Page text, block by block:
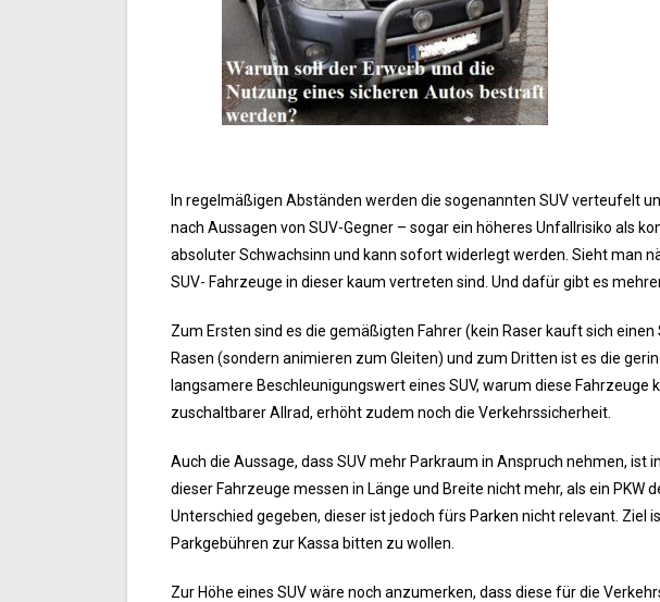
In regelmäßigen Abständen werden die sogenannten SUV verteufelt
nach Aussagen von SUV-Gegner – sogar ein höheres Unfallrisiko als
absoluter Schwachsinn und kann sofort widerlegt werden. Sieht man
SUV- Fahrzeuge in dieser kaum vertreten sind. Und dafür gibt es
Zum Ersten sind es die gemäßigten Fahrer (kein Raser kauft sich
Rasen (sondern animieren zum Gleiten) und zum Dritten ist es die
langsamere Beschleunigungswert eines SUV, warum diese
zuschaltbarer Allrad, erhöht zudem noch die Verkehrssicherheit.
Auch die Aussage, dass SUV mehr Parkraum in Anspruch nehmen, ist
dieser Fahrzeuge messen in Länge und Breite nicht mehr, als ein PKW
Unterschied gegeben, dieser ist jedoch fürs Parken nicht relevant. Ziel
Parkgebühren zur Kassa bitten zu wollen.
Zur Höhe eines SUV wäre noch anzumerken, dass diese für die